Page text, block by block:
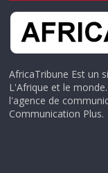
AfricaTribune Est un
L'Afrique et le
l'agence de
Communication Plus.